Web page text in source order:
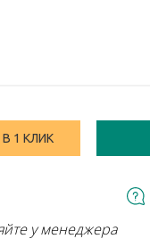
1 КЛИК
у менеджера